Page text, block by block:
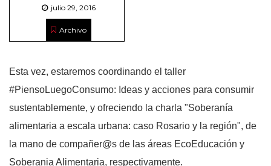
julio 29, 2016
Archivo
Esta vez, estaremos coordinando el taller
‪#‎PiensoLuegoConsumo: Ideas y acciones para consumir
sustentablemente, y ofreciendo la charla "Soberanía
alimentaria a escala urbana: caso Rosario y la región", de
la mano de compañer@s de las áreas EcoEducación y
Soberania Alimentaria, respectivamente.